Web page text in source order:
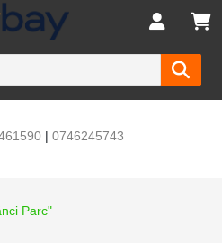
| 0746245743
Parc"